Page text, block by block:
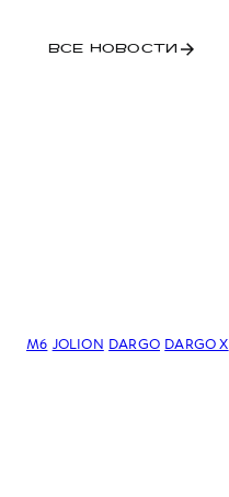
ВСЕ НОВОСТИ
M6 JOLION DARGO DARGO Х